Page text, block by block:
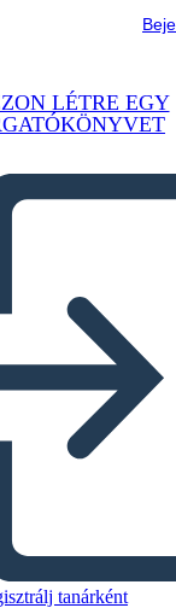
LÉTRE EGY
tanárként
Sobre